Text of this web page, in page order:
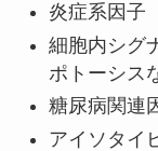
炎症系因子
細胞内シグ
ポトーシス
糖尿病関連
アイソタイ